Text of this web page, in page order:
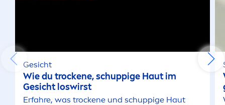
Gesicht
Wie du trockene, schuppige Haut im
Gesicht loswirst
Erfahre, was trockene und schuppige Haut